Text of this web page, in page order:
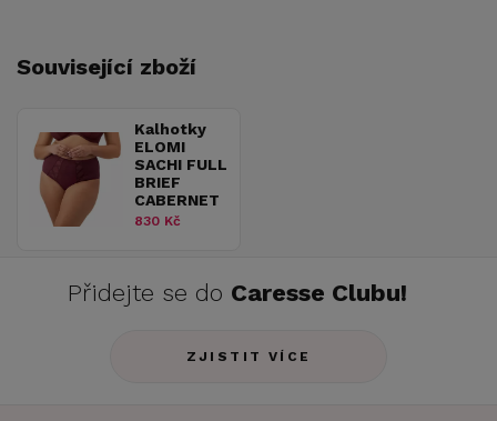
Související zboží
Kalhotky
ELOMI
SACHI FULL
BRIEF
CABERNET
830 Kč
Přidejte se do Caresse Clubu!
ZJISTIT VÍCE